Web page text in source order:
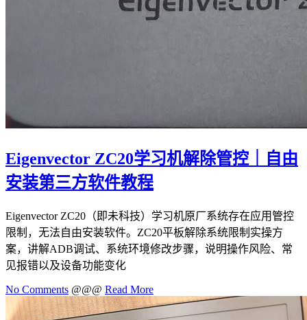
Eigenvector ZC20学习机解除管控｜自由
安装第三方软件教程
Eigenvector ZC20（即未科技）学习机原厂系统存在应用管控
限制，无法自由安装软件。ZC20平板解除系统限制实操方
案，讲解ADB调试、系统环境修改步骤，说明操作风险、常
见报错以及设备功能变化
No Comments @@@ Read More